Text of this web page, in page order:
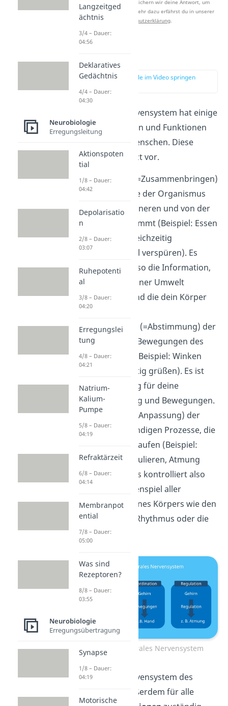
Nach Beantwortung speichern wir deine Antwort, um
Studyflix zu verbessern. Mehr dazu erfährst du in unserer
Datenschutzerklärung.
zur Stelle im Video springen
Das zentrale Nervensystem hat einige
wichtige Aufgaben und Funktionen
im Körper des Menschen. Diese
stellen wir dir jetzt vor.
Integration
(=Zusammenbringen)
aller Reize, die der Organismus
vom Körperinneren und von der
Umwelt aufnimmt (Beispiel: Essen
sehen und gleichzeitig
Hungergefühl verspüren). Es
verarbeitet also die Information,
die du aus deiner Umwelt
aufnimmst und die dein Körper
sendet.
Koordination
(=Abstimmung) der
motorischen Bewegungen des
Organismus (Beispiel: Winken
und gleichzeitig grüßen). Es ist
also zuständig für deine
Körperhaltung und Bewegungen.
Regulation
(=Anpassung) der
lebensnotwendigen Prozesse, die
im Körper ablaufen (Beispiel:
Hormone regulieren, Atmung
beruhigen). Es kontrolliert also
das Zusammenspiel aller
Vorgänge deines Körpers wie den
Schlaf-Wach-Rhythmus oder die
Organe.
Aufgaben zentrales Nervensystem
Das zentrale Nervensystem des
Menschen ist außerdem für alle
Langzeitged
ächtnis
3/4 – Dauer:
04:56
Deklaratives
Gedächtnis
4/4 – Dauer:
04:30
Neurobiologie
Erregungsleitung
Aktionspoten
tial
1/8 – Dauer:
04:42
Depolarisatio
n
2/8 – Dauer:
03:07
Ruhepotenti
al
3/8 – Dauer:
04:20
Erregungslei
tung
4/8 – Dauer:
04:21
Natrium-
Kalium-
Pumpe
5/8 – Dauer:
04:19
Refraktärzeit
6/8 – Dauer:
04:14
Membranpot
ential
7/8 – Dauer:
05:00
Was sind
Rezeptoren?
8/8 – Dauer:
03:55
Neurobiologie
Erregungsübertragung
Synapse
1/8 – Dauer:
04:19
Motorische